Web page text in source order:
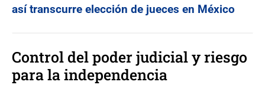
así transcurre elección de jueces en México
Control del poder judicial y riesgo
para la independencia